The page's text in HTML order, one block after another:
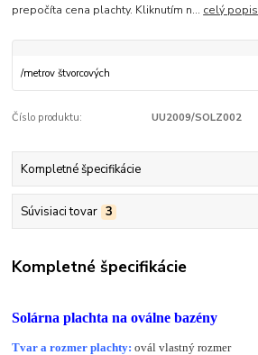
prepočíta cena plachty. Kliknutím n... celý popis
/metrov štvorcových
Číslo produktu: UU2009/SOLZ002
Kompletné špecifikácie
Súvisiaci tovar 3
Kompletné špecifikácie
Solárna plachta na oválne bazény
Tvar a rozmer plachty:ovál vlastný rozmer